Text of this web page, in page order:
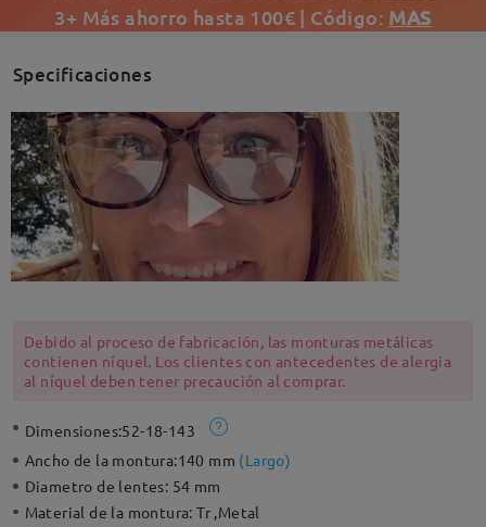
3+ Más ahorro hasta 100€ | Código: MAS
Specificaciones
Debido al proceso de fabricación, las monturas metálicas
contienen níquel. Los clientes con antecedentes de alergia
al níquel deben tener precaución al comprar.
Dimensiones:52-18-143
Ancho de la montura:140 mm (Largo)
Diametro de lentes: 54 mm
Material de la montura:Tr ,Metal